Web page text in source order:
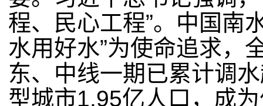
程、民心工程”。中国南
水用好水”为使命追求，
东、中线一期已累计调
型城市1.95亿人口，成